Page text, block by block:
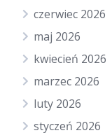
czerwiec 2026
maj 2026
kwiecień 2026
marzec 2026
luty 2026
styczeń 2026